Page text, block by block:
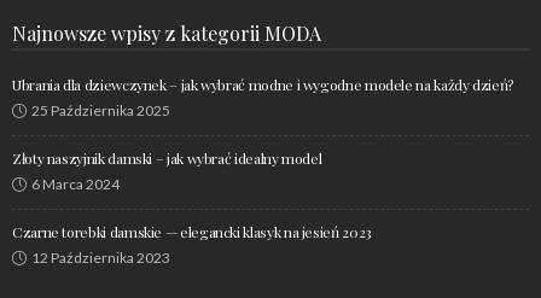
Najnowsze wpisy z kategorii MODA
Ubrania dla dziewczynek – jak wybrać modne i wygodne modele na każdy dzień?
25 Października 2025
Złoty naszyjnik damski – jak wybrać idealny model
6 Marca 2024
Czarne torebki damskie — elegancki klasyk na jesień 2023
12 Października 2023